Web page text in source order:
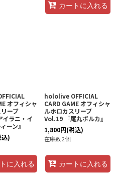
カートに入れる
オフィシャ
ーブ
ラニ・イ
ーン』
)
に入れる
hololive OFFICIAL
CARD GAME オフィシャ
ルホロカスリーブ
Vol.19 『尾丸ポルカ』
1,800円(税込)
在庫数 2個
カートに入れる